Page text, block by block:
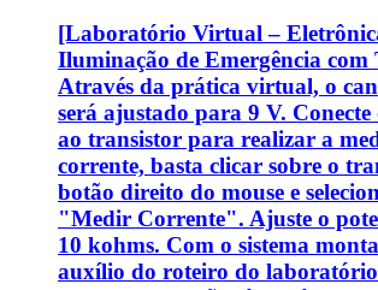
[Laboratório Virtual –
Iluminação de Emergência com
Através da prática virtual, o
será ajustado para 9 V.
ao transistor para realizar a
corrente, basta clicar sobre o
botão direito do mouse e
"Medir Corrente". Ajuste o
10 kohms. Com o sistema
auxílio do roteiro do